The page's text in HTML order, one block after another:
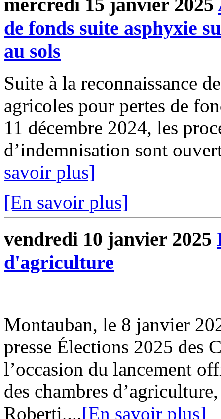
mercredi 15 janvier 2025
de fonds suite asphyxie
au sols
Suite à la reconnaissance
agricoles pour pertes de
11 décembre 2024, les
d’indemnisation sont
savoir plus]
[En savoir plus]
vendredi 10 janvier 2025
d'agriculture
Montauban, le 8 janvier
presse Élections 2025 des
l’occasion du lancement
des chambres
Roberti,...[En savoir plus]